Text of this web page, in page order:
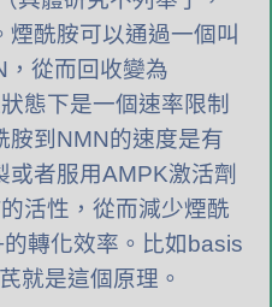
酰胺可以通過一個叫
從而回收變為
態下是一個速率限制
胺到NMN的速度是有
或者服用AMPK激活劑
活性，從而減少煙酰
轉化效率。比如basis
就是這個原理。